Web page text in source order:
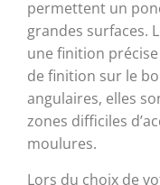
permettent un
grandes surfaces.
une finition
de finition sur le
angulaires, elles
zones difficiles
moulures.
Lors du choix de